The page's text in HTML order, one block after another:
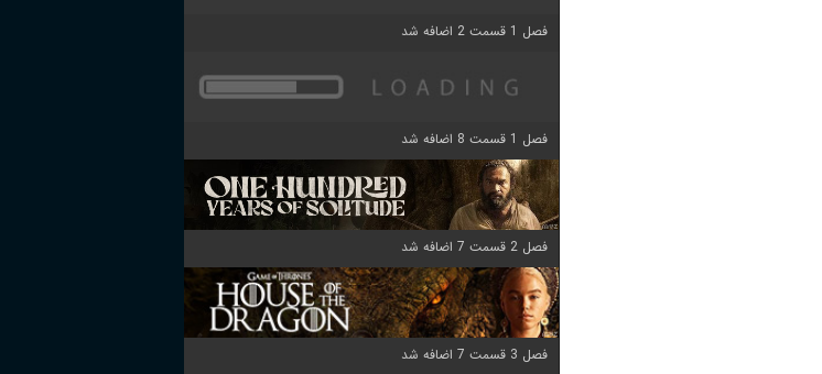
فصل 1 قسمت 2 اضافه شد
فصل 1 قسمت 8 اضافه شد
فصل 2 قسمت 7 اضافه شد
فصل 3 قسمت 7 اضافه شد